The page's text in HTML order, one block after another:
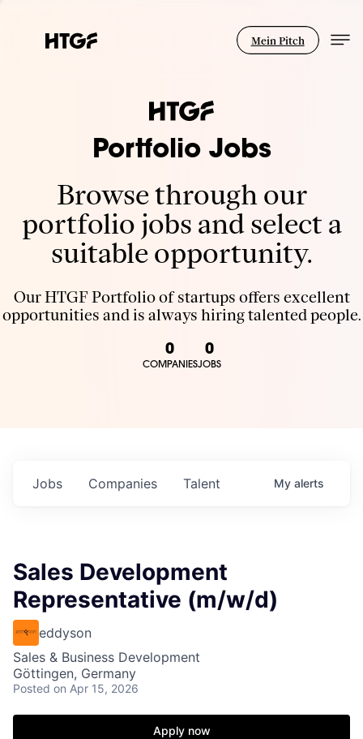
Mein Pitch
Portfolio Jobs
Browse through our
portfolio jobs and select a
suitable opportunity.
Our HTGF Portfolio of startups offers excellent
opportunities and is always hiring talented people.
0
COMPANIES
0
JOBS
Jobs Companies Talent My alerts
Sales Development
Representative (m/w/d)
eddyson
Sales & Business Development
Göttingen, Germany
Posted on Apr 15, 2026
Apply now